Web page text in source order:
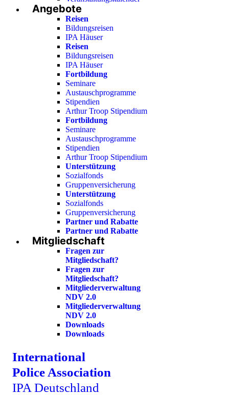
Angebote
Reisen
Bildungsreisen
IPA Häuser
Reisen
Bildungsreisen
IPA Häuser
Fortbildung
Seminare
Austauschprogramme
Stipendien
Arthur Troop Stipendium
Fortbildung
Seminare
Austauschprogramme
Stipendien
Arthur Troop Stipendium
Unterstützung
Sozialfonds
Gruppenversicherung
Unterstützung
Sozialfonds
Gruppenversicherung
Partner und Rabatte
Partner und Rabatte
Mitgliedschaft
Fragen zur
Mitgliedschaft?
Fragen zur
Mitgliedschaft?
Mitgliederverwaltung
NDV 2.0
Mitgliederverwaltung
NDV 2.0
Downloads
Downloads
International
Police Association
IPA Deutschland